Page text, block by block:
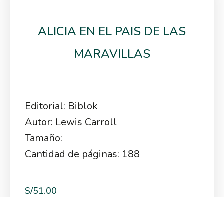
ALICIA EN EL PAIS DE LAS
MARAVILLAS
Editorial: Biblok
Autor: Lewis Carroll
Tamaño:
Cantidad de páginas: 188
S/51.00